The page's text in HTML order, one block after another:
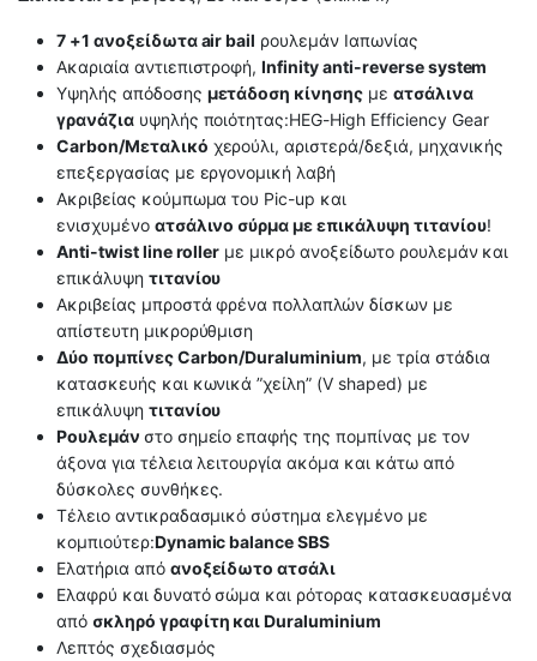
7 +1 ανοξείδωτα air bail ρουλεμάν Ιαπωνίας
Ακαριαία αντιεπιστροφή,Infinity anti-reverse system
Υψηλής απόδοσης μετάδοση κίνησης με ατσάλινα
γρανάζιαυψηλής ποιότητας:HEG-High Efficiency Gear
Carbon/Μεταλικό χερούλι, αριστερά/δεξιά, μηχανικής
επεξεργασίας με εργονομική λαβή
Ακριβείας κούμπωμα του Pic-up και
ενισχυμένο ατσάλινο σύρμα με επικάλυψη τιτανίου!
Αnti-twistline roller με μικρό ανοξείδωτο ρουλεμάν και
επικάλυψη τιτανίου
Ακριβείας μπροστά φρένα πολλαπλών δίσκων με
απίστευτη μικρορύθμιση
Δύο πομπίνες Carbon/Duraluminium, με τρία στάδια
κατασκευής και κωνικά ”χείλη” (V shaped) με
επικάλυψη τιτανίου
Ρουλεμάν στο σημείο επαφής της πομπίνας με τον
άξονα για τέλεια λειτουργία ακόμα και κάτω από
δύσκολες συνθήκες.
Τέλειο αντικραδασμικό σύστημα ελεγμένο με
κομπιούτερ:Dynamic balance SBS
Ελατήρια από ανοξείδωτο ατσάλι
Ελαφρύ και δυνατό σώμα και ρότορας κατασκευασμένα
από σκληρό γραφίτη και Duraluminium
Λεπτός σχεδιασμός